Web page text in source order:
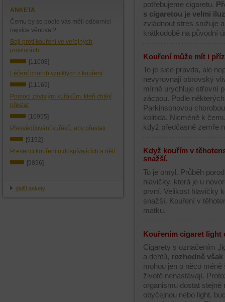
ANKETA
Čemu by se podle vás měli odborníci
nejvíce věnovat?
Boji proti kouření ve veřejných
prostorách
[11008]
Léčení chorob vzniklých z kouření
[11169]
Pomoci závislým kuřákům, kteří chtějí
přestat
[10955]
Přesvědčování kuřáků, aby přestali
[9192]
Prevenci kouření u dospívajících a dětí
[9896]
další ankety
potřebujeme cigaretu.
s cigaretou je velmi
zvládnout stres snižuje
krátkodobě na původní
Kouření může mít i
To je sice pravda, ale
nevyrovnají obrovský
mírně urychluje střevní
zácpou. Podle
Parkinsonovou
kolitida. Nicméně k
když předčasně zemře
Když kouřím v
snažší.
To je omyl. Průběh
hlavičky, která je u
první. Velikost hlavičky
snažší. Kouření v
matku.
Kouřením cigaret light
Cigarety s označením
a dehtů, rozhodně
mohou jen o něco
životě nenastávají.
organismu dostat
obyčejnou nebo light,